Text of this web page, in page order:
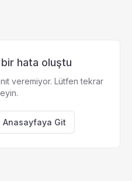
hata oluştu
veremiyor. Lütfen tekrar
Anasayfaya Git